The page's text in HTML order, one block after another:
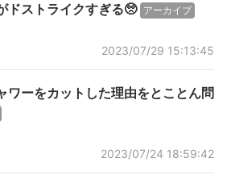
ドストライクすぎる🥺 アーカイブ
2023/07/29 15:13:45
ワーをカットした理由をとことん問
2023/07/24 18:59:42